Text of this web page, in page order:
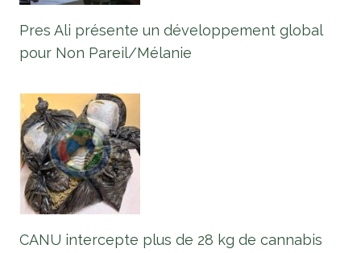
Pres Ali présente un développement global
pour Non Pareil/Mélanie
CANU intercepte plus de 28 kg de cannabis